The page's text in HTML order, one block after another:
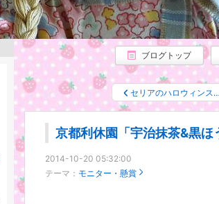
ブログトップ
セリアのハロウィンス…
京都利休園「宇治抹茶&黒ほ
2014-10-20 05:32:00
テーマ： モニター・懸賞